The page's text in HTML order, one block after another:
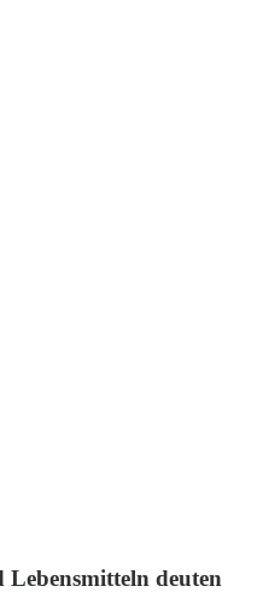
deuten